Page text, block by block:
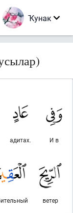
Ҡунак
И в
адитах.
ветер